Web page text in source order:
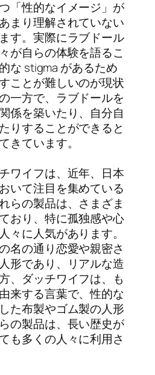
「性的なイメージ」が
まり理解されていない
す。実際にラブドール
が自らの体験を語るこ
な stigma があるため
ことが難しいのが現状
一方で、ラブドールを
係を築いたり、自分自
りすることができると
きています。
ワイフは、近年、日本
いて注目を集めている
らの製品は、さまざま
おり、特に孤独感や心
々に人気があります。
名の通り恋愛や親密さ
形であり、リアルな造
、ダッチワイフは、も
来する言葉で、性的な
た布製やゴム製の人形
の製品は、長い歴史が
も多くの人々に利用さ